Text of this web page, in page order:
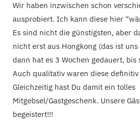
Wir haben inzwischen schon
ausprobiert. Ich kann diese hier
Es sind nicht die günstigsten, aber
nicht erst aus Hongkong (das ist
dann hat es 3 Wochen gedauert, bis
Auch qualitativ waren diese definitiv
Gleichzeitig hast Du damit ein tolles
Mitgebsel/Gastgeschenk. Unsere
begeistert!!!